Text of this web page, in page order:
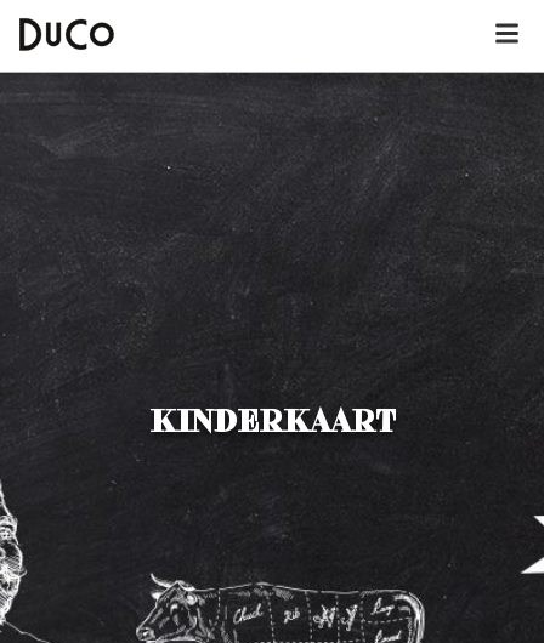
Over DuCo Deurne
Nieuws
Lunchkaart
Kinderkaart
Dutch English German
KINDERKAART